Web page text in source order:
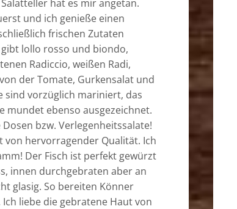
hat es mir angetan.
und ich genieße einen
frischen Zutaten
lollo rosso und biondo,
Radiccio, weißen Radi,
der Tomate, Gurkensalat und
sind vorzüglich mariniert, das
mundet ebenso ausgezeichnet.
bzw. Verlegenheitssalate!
von hervorragender Qualität. Ich
Der Fisch ist perfekt gewürzt
innen durchgebraten aber an
glasig. So bereiten Könner
liebe die gebratene Haut von